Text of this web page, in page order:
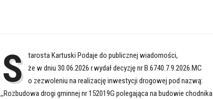
S tarosta Kartuski Podaje do publicznej wiadomości,
że w dniu 30.06.2026 r.wydał decyzję nr B.6740.7.9.2026.MC
o zezwoleniu na realizację inwestycji drogowej pod nazwą:
,,Rozbudowa drogi gminnej nr 152019G polegająca na budowie chodnika